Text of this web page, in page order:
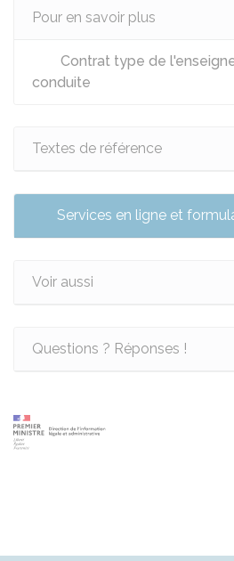
Pour en savoir plus
Contrat type de
conduite
Textes de référence
Services en ligne et
Voir aussi
Questions ? Réponses !